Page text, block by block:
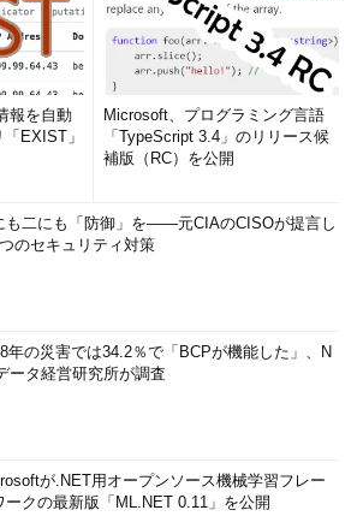
報を自動
EXIST」
Microsoft、プログラミング言語
「TypeScript 3.4」のリリース候
補版（RC）を公開
も二にも「防御」を――元CIAのCISOが提言し
のセキュリティ対策
年の災害では34.2％で「BCPが機能した」、N
ータ経営研究所が調査
が.NET用オープンソース機械学習フレー
ークの最新版「ML.NET 0.11」を公開